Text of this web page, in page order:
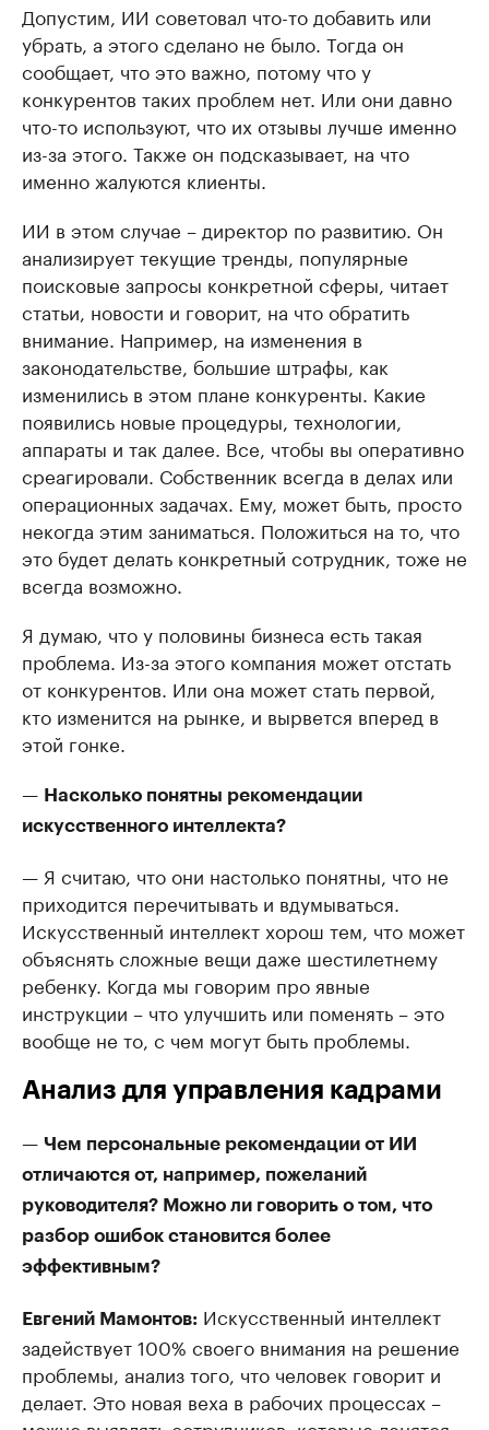
Допустим, ИИ советовал что-то добавить или
убрать, а этого сделано не было. Тогда он
сообщает, что это важно, потому что у
конкурентов таких проблем нет. Или они давно
что-то используют, что их отзывы лучше именно
из-за этого. Также он подсказывает, на что
именно жалуются клиенты.
ИИ в этом случае – директор по развитию. Он
анализирует текущие тренды, популярные
поисковые запросы конкретной сферы, читает
статьи, новости и говорит, на что обратить
внимание. Например, на изменения в
законодательстве, большие штрафы, как
изменились в этом плане конкуренты. Какие
появились новые процедуры, технологии,
аппараты и так далее. Все, чтобы вы оперативно
среагировали. Собственник всегда в делах или
операционных задачах. Ему, может быть, просто
некогда этим заниматься. Положиться на то, что
это будет делать конкретный сотрудник, тоже не
всегда возможно.
Я думаю, что у половины бизнеса есть такая
проблема. Из-за этого компания может отстать
от конкурентов. Или она может стать первой,
кто изменится на рынке, и вырвется вперед в
этой гонке.
— Насколько понятны рекомендации
искусственного интеллекта?
— Я считаю, что они настолько понятны, что не
приходится перечитывать и вдумываться.
Искусственный интеллект хорош тем, что может
объяснять сложные вещи даже шестилетнему
ребенку. Когда мы говорим про явные
инструкции – что улучшить или поменять – это
вообще не то, с чем могут быть проблемы.
Анализ для управления кадрами
— Чем персональные рекомендации от ИИ
отличаются от, например, пожеланий
руководителя? Можно ли говорить о том, что
разбор ошибок становится более
эффективным?
Евгений Мамонтов: Искусственный интеллект
задействует 100% своего внимания на решение
проблемы, анализ того, что человек говорит и
делает. Это новая веха в рабочих процессах –